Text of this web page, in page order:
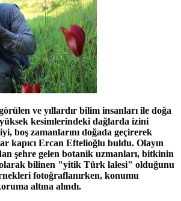
ve yıllardır bilim insanları ile doğa
kesimlerindeki dağlarda izini
boş zamanlarını doğada geçirerek
kapıcı Ercan Eftelioğlu buldu. Olayın
şehre gelen botanik uzmanları, bitkinin
bilinen "yitik Türk lalesi" olduğunu
fotoğraflanırken, konumu
altına alındı.